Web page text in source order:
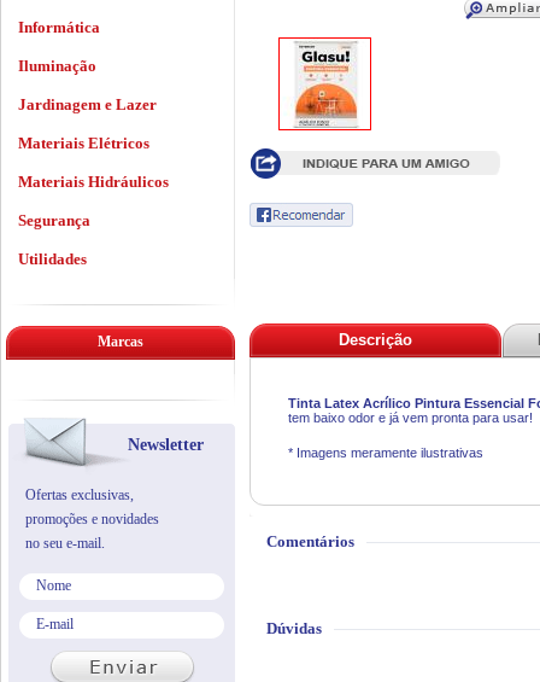
Descrição
Tinta Latex Acrílico Pintura Essencial
tem baixo odor e já vem pronta para usar!
* Imagens meramente ilustrativas
Comentários
Dúvidas
Informática
Iluminação
Jardinagem e Lazer
Materiais Elétricos
Materiais Hidráulicos
Segurança
Utilidades
Marcas
Newsletter
Ofertas exclusivas,
promoções e novidades
no seu e-mail.